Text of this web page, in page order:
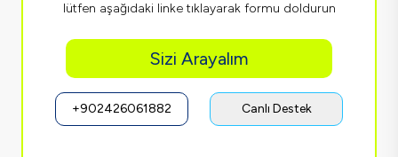
lütfen aşağıdaki linke tıklayarak formu doldurun
Sizi Arayalım
+902426061882 Canlı Destek